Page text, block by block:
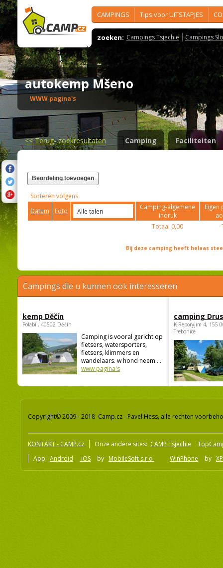
CAMPINGS Tips voor UITSTAPJES
zoeken: Campings Tsjechië Campings
autokemp Mšeno
WWW pagina's
<<Terug- zoekresultaten Camping Faciliteiten
Beordeling toevoegen
Sorteren volgens
Datum
Foto
Camping-algemene
indruk
Eigen
Totaal 0,00
Bij deze camping heeft helaas
Campings die u kunnen ook interesseren
kemp Děčín
Polabí , 40502 Děčín
Camping is vooral gericht op
fietsers, watersporters,
fietsers, klimmers en
wandelaars. w hond neem ...
www pagina's
camping
K Reporyjim 4, 155
Trebonice
Copyright© 2009 - 2018 Camp.cz - Pavel Hess, alle rechten
KONTAKT - CAMP.cz Onze andere sites: CAMP Tsjechië
App: Android iOS by MobileSoft s.r.o WinPhone by